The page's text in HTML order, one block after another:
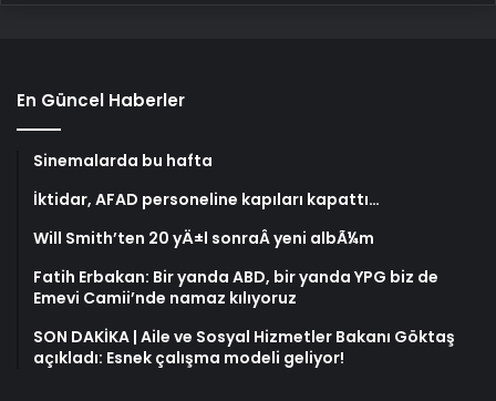
En Güncel Haberler
Sinemalarda bu hafta
İktidar, AFAD personeline kapıları kapattı…
Will Smith’ten 20 yÄ±l sonraÂ yeni albÃ¼m
Fatih Erbakan: Bir yanda ABD, bir yanda YPG biz de
Emevi Camii’nde namaz kılıyoruz
SON DAKİKA | Aile ve Sosyal Hizmetler Bakanı Göktaş
açıkladı: Esnek çalışma modeli geliyor!